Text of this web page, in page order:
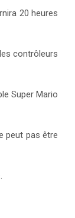
20 heures
contrôleurs
Super Mario
peut pas être